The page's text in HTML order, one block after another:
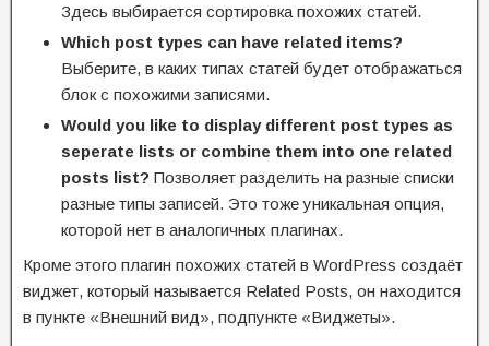
Здесь выбирается сортировка похожих статей.
Which post types can have related items?
Выберите, в каких типах статей будет отображаться
блок с похожими записями.
Would you like to display different post types as
seperate lists or combine them into one related
posts list? Позволяет разделить на разные списки
разные типы записей. Это тоже уникальная опция,
которой нет в аналогичных плагинах.
Кроме этого плагин похожих статей в WordPress создаёт
виджет, который называется Related Posts, он находится
в пункте «Внешний вид», подпункте «Виджеты».